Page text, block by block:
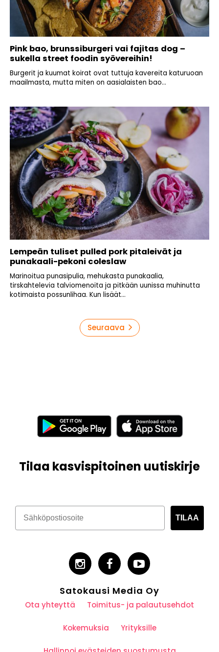
Pink bao, brunssiburgeri vai fajitas dog –
sukella street foodin syövereihin!
Burgerit ja kuumat koirat ovat tuttuja kavereita katuruoan
maailmasta, mutta miten on aasialaisten bao...
Lempeän tuliset pulled pork pitaleivät ja
punakaali-pekoni coleslaw
Marinoitua punasipulia, mehukasta punakaalia,
tirskahtelevia talviomenoita ja pitkään uunissa muhinutta
kotimaista possunlihaa. Kun lisäät...
Seuraava
Tilaa kasvispitoinen uutiskirje
TILAA
Satokausi Media Oy
Ota yhteyttä Toimitus- ja palautusehdot
Kokemuksia Yrityksille